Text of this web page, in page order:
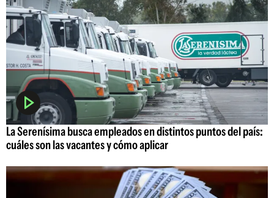
La Serenísima busca empleados en distintos puntos del país:
cuáles son las vacantes y cómo aplicar